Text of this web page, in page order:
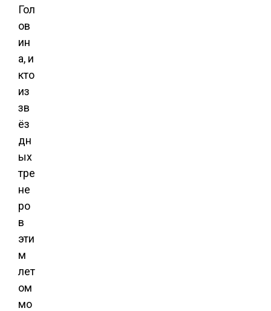
Гол
ов
ин
а, и
кто
из
зв
ёз
дн
ых
тре
не
ро
в
эти
м
лет
ом
мо